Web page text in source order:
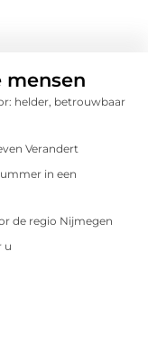
mensen
helder, betrouwbaar
Verandert
in een
de regio Nijmegen
u